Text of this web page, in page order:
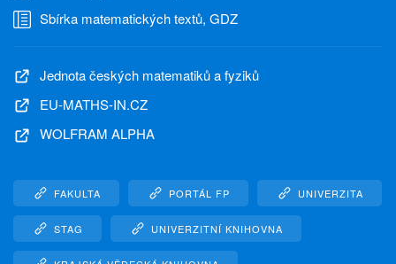
Sbírka matematických textů, GDZ
Jednota českých matematiků a fyziků
EU-MATHS-IN.CZ
WOLFRAM ALPHA
FAKULTA PORTÁL FP UNIVERZITA
STAG UNIVERZITNÍ KNIHOVNA